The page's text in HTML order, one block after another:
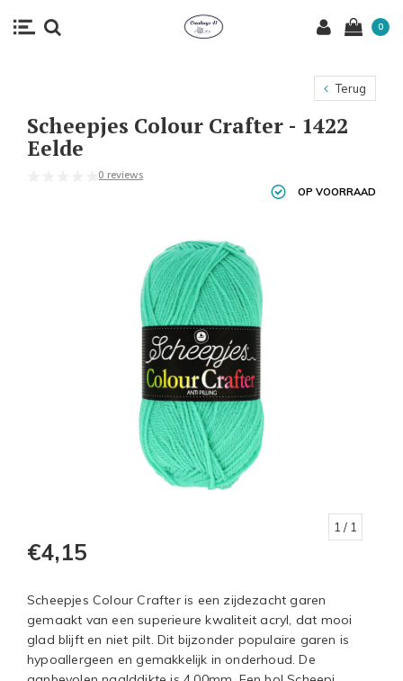
0
Terug
Scheepjes Colour Crafter - 1422
Eelde
0 reviews
OP VOORRAAD
1 / 1
€4,15
Scheepjes Colour Crafter is een zijdezacht garen
gemaakt van een superieure kwaliteit acryl, dat mooi
glad blijft en niet pilt. Dit bijzonder populaire garen is
hypoallergeen en gemakkelijk in onderhoud. De